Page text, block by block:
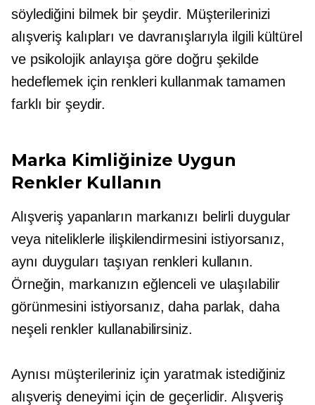
söylediğini bilmek bir şeydir. Müşterilerinizi
alışveriş kalıpları ve davranışlarıyla ilgili kültürel
ve psikolojik anlayışa göre doğru şekilde
hedeflemek için renkleri kullanmak tamamen
farklı bir şeydir.
Marka Kimliğinize Uygun
Renkler Kullanın
Alışveriş yapanların markanızı belirli duygular
veya niteliklerle ilişkilendirmesini istiyorsanız,
aynı duyguları taşıyan renkleri kullanın.
Örneğin, markanızın eğlenceli ve ulaşılabilir
görünmesini istiyorsanız, daha parlak, daha
neşeli renkler kullanabilirsiniz.
Aynısı müşterileriniz için yaratmak istediğiniz
alışveriş deneyimi için de geçerlidir. Alışveriş